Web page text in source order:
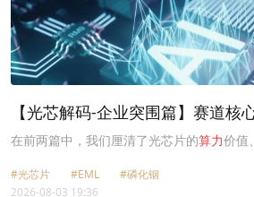
【光芯解码-企业突围篇】赛道核
在前两篇中，我们厘清了光芯片的算力价值
#光芯片 #EML
#磷化铟
2026-08-03 19:36